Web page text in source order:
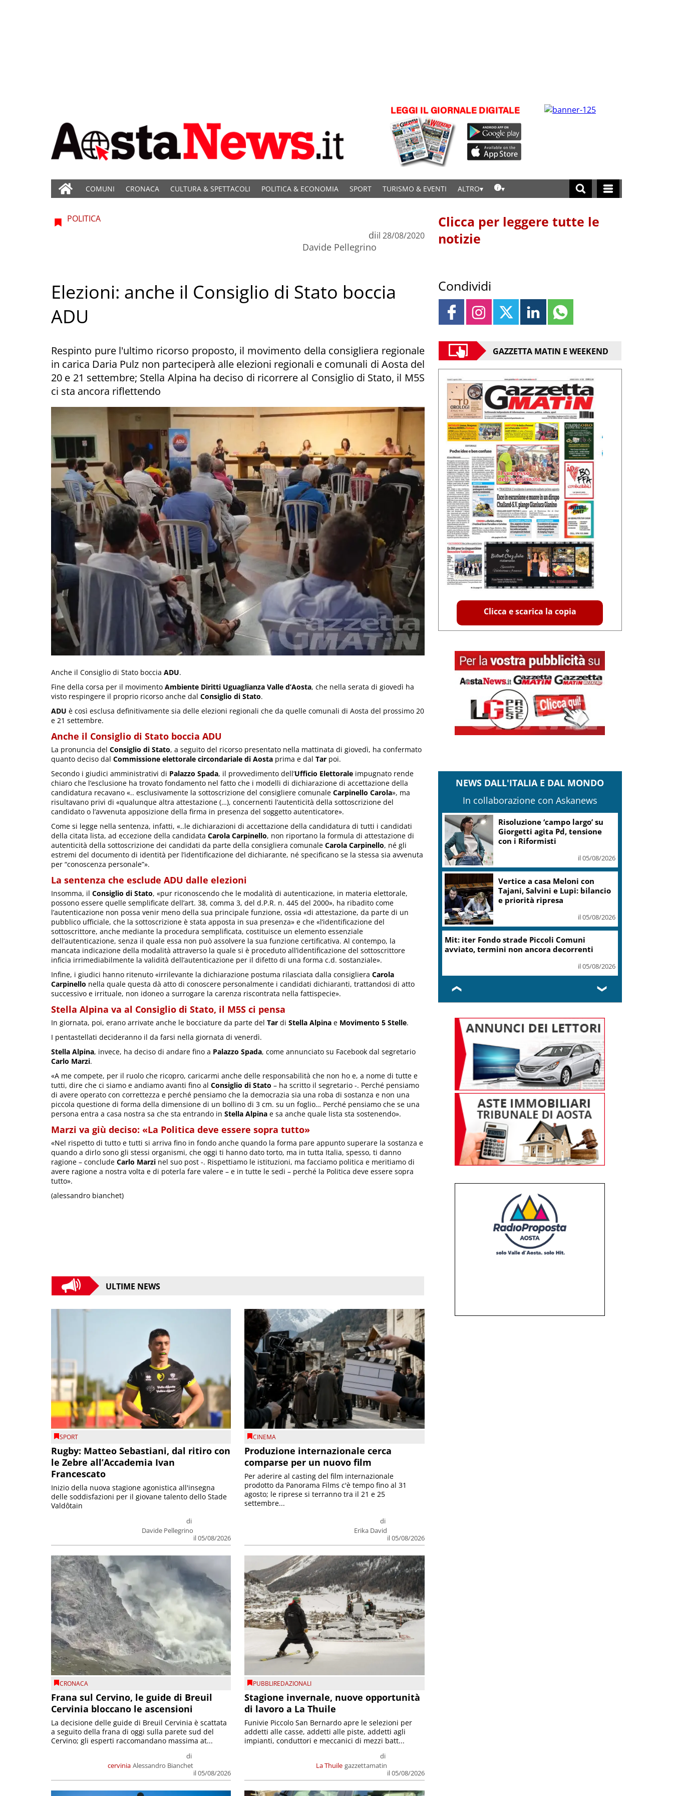
COMUNI CRONACA CULTURA & SPETTACOLI POLITICA & ECONOMIA SPORT TURISMO & EVENTI ALTRO
POLITICA
di
Davide Pellegrino
il 28/08/2020
Elezioni: anche il Consiglio di Stato boccia
ADU
Respinto pure l'ultimo ricorso proposto, il movimento della consigliera regionale
in carica Daria Pulz non parteciperà alle elezioni regionali e comunali di Aosta del
20 e 21 settembre; Stella Alpina ha deciso di ricorrere al Consiglio di Stato, il M5S
ci sta ancora riflettendo
Anche il Consiglio di Stato boccia ADU.
Fine della corsa per il movimento Ambiente Diritti Uguaglianza Valle d’Aosta, che nella serata di giovedì ha
visto respingere il proprio ricorso anche dal Consiglio di Stato.
ADU è così esclusa definitivamente sia delle elezioni regionali che da quelle comunali di Aosta del prossimo 20
e 21 settembre.
Anche il Consiglio di Stato boccia ADU
La pronuncia del Consiglio di Stato, a seguito del ricorso presentato nella mattinata di giovedì, ha confermato
quanto deciso dal Commissione elettorale circondariale di Aosta prima e dal Tar poi.
Secondo i giudici amministrativi di Palazzo Spada, il provvedimento dell’Ufficio Elettorale impugnato rende
chiaro che l’esclusione ha trovato fondamento nel fatto che i modelli di dichiarazione di accettazione della
candidatura recavano «.. esclusivamente la sottoscrizione del consigliere comunale Carpinello Carola», ma
risultavano privi di «qualunque altra attestazione (…), concernenti l’autenticità della sottoscrizione del
candidato o l’avvenuta apposizione della firma in presenza del soggetto autenticatore».
Come si legge nella sentenza, infatti, «..le dichiarazioni di accettazione della candidatura di tutti i candidati
della citata lista, ad eccezione della candidata Carola Carpinello, non riportano la formula di attestazione di
autenticità della sottoscrizione dei candidati da parte della consigliera comunale Carola Carpinello, né gli
estremi del documento di identità per l’identificazione del dichiarante, né specificano se la stessa sia avvenuta
per “conoscenza personale”».
La sentenza che esclude ADU dalle elezioni
Insomma, il Consiglio di Stato, «pur riconoscendo che le modalità di autenticazione, in materia elettorale,
possono essere quelle semplificate dell’art. 38, comma 3, del d.P.R. n. 445 del 2000», ha ribadito come
l’autenticazione non possa venir meno della sua principale funzione, ossia «di attestazione, da parte di un
pubblico ufficiale, che la sottoscrizione è stata apposta in sua presenza» e che «l’identificazione del
sottoscrittore, anche mediante la procedura semplificata, costituisce un elemento essenziale
dell’autenticazione, senza il quale essa non può assolvere la sua funzione certificativa. Al contempo, la
mancata indicazione della modalità attraverso la quale si è proceduto all’identificazione del sottoscrittore
inficia irrimediabilmente la validità dell’autenticazione per il difetto di una forma c.d. sostanziale».
Infine, i giudici hanno ritenuto «irrilevante la dichiarazione postuma rilasciata dalla consigliera Carola
Carpinello nella quale questa dà atto di conoscere personalmente i candidati dichiaranti, trattandosi di atto
successivo e irrituale, non idoneo a surrogare la carenza riscontrata nella fattispecie».
Stella Alpina va al Consiglio di Stato, il M5S ci pensa
In giornata, poi, erano arrivate anche le bocciature da parte del Tar di Stella Alpina e Movimento 5 Stelle.
I pentastellati decideranno il da farsi nella giornata di venerdì.
Stella Alpina, invece, ha deciso di andare fino a Palazzo Spada, come annunciato su Facebook dal segretario
Carlo Marzi.
«A me compete, per il ruolo che ricopro, caricarmi anche delle responsabilità che non ho e, a nome di tutte e
tutti, dire che ci siamo e andiamo avanti fino al Consiglio di Stato – ha scritto il segretario -. Perché pensiamo
di avere operato con correttezza e perché pensiamo che la democrazia sia una roba di sostanza e non una
piccola questione di forma della dimensione di un bollino di 3 cm. su un foglio… Perché pensiamo che se una
persona entra a casa nostra sa che sta entrando in Stella Alpina e sa anche quale lista sta sostenendo».
Marzi va giù deciso: «La Politica deve essere sopra tutto»
«Nel rispetto di tutto e tutti si arriva fino in fondo anche quando la forma pare appunto superare la sostanza e
quando a dirlo sono gli stessi organismi, che oggi ti hanno dato torto, ma in tutta Italia, spesso, ti danno
ragione – conclude Carlo Marzi nel suo post -. Rispettiamo le istituzioni, ma facciamo politica e meritiamo di
avere ragione a nostra volta e di poterla fare valere – e in tutte le sedi – perché la Politica deve essere sopra
tutto».
(alessandro bianchet)
ULTIME NEWS
SPORT
Rugby: Matteo Sebastiani, dal ritiro con
le Zebre all’Accademia Ivan
Francescato
di
Davide Pellegrino
il 05/08/2026
Inizio della nuova stagione agonistica all'insegna
delle soddisfazioni per il giovane talento dello Stade
Valdôtain
CINEMA
Produzione internazionale cerca
comparse per un nuovo film
di
Erika David
il 05/08/2026
Per aderire al casting del film internazionale
prodotto da Panorama Films c'è tempo fino al 31
agosto; le riprese si terranno tra il 21 e 25
settembre...
CRONACA
Frana sul Cervino, le guide di Breuil
Cervinia bloccano le ascensioni
cervinia
di
Alessandro Bianchet
il 05/08/2026
La decisione delle guide di Breuil Cervinia è scattata
a seguito della frana di oggi sulla parete sud del
Cervino; gli esperti raccomandano massima at...
PUBBLIREDAZIONALI
Stagione invernale, nuove opportunità
di lavoro a La Thuile
La Thuile
di
gazzettamatin
il 05/08/2026
Funivie Piccolo San Bernardo apre le selezioni per
addetti alle casse, addetti alle piste, addetti agli
impianti, conduttori e meccanici di mezzi batt...
Clicca per leggere tutte le
notizie
Condividi
GAZZETTA MATIN E WEEKEND
Clicca e scarica la copia
NEWS DALL'ITALIA E DAL MONDO
In collaborazione con Askanews
Risoluzione ‘campo largo’ su
Giorgetti agita Pd, tensione
con i Riformisti
il 05/08/2026
Vertice a casa Meloni con
Tajani, Salvini e Lupi: bilancio
e priorità ripresa
il 05/08/2026
Mit: iter Fondo strade Piccoli Comuni
avviato, termini non ancora decorrenti
il 05/08/2026
❮ ❯